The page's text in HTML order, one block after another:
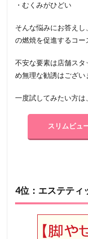
・むくみがひどい
そんな悩みにお答え
の燃焼を促進するコー
不安な要素は店舗ス
め無理な勧誘はござい
一度試してみたい方は
スリムビュ
4位：エステティ